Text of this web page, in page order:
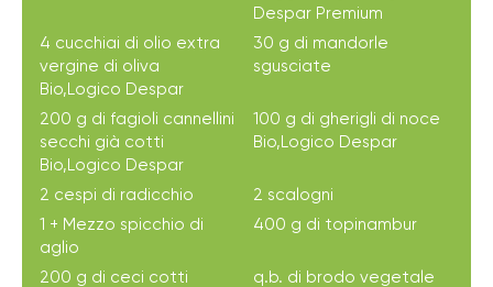
Despar Premium
4 cucchiai di olio extra
vergine di oliva
Bio,Logico Despar
30 g di mandorle
sgusciate
200 g di fagioli cannellini
secchi già cotti
Bio,Logico Despar
100 g di gherigli di noce
Bio,Logico Despar
2 cespi di radicchio
2 scalogni
1 + Mezzo spicchio di
aglio
400 g di topinambur
200 g di ceci cotti
q.b. di brodo vegetale